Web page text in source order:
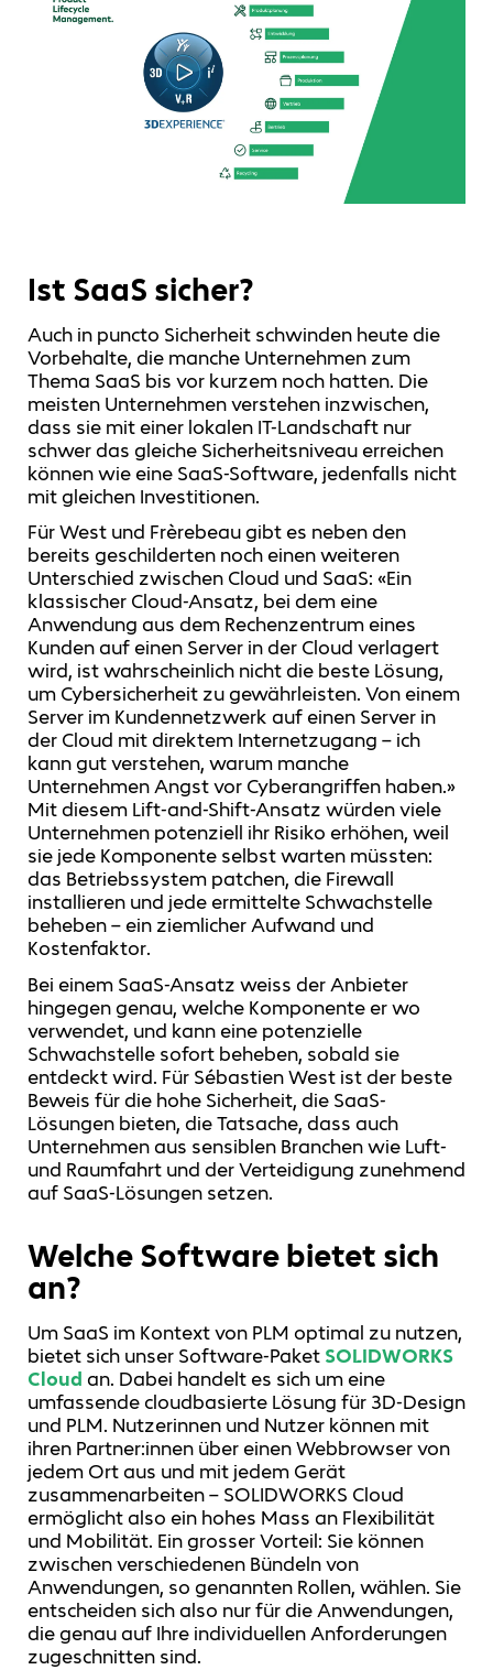
Ist SaaS sicher?
Auch in puncto Sicherheit schwinden heute die
Vorbehalte, die manche Unternehmen zum
Thema SaaS bis vor kurzem noch hatten. Die
meisten Unternehmen verstehen inzwischen,
dass sie mit einer lokalen IT-Landschaft nur
schwer das gleiche Sicherheitsniveau erreichen
können wie eine SaaS-Software, jedenfalls nicht
mit gleichen Investitionen.
Für West und Frèrebeau gibt es neben den
bereits geschilderten noch einen weiteren
Unterschied zwischen Cloud und SaaS: «Ein
klassischer Cloud-Ansatz, bei dem eine
Anwendung aus dem Rechenzentrum eines
Kunden auf einen Server in der Cloud verlagert
wird, ist wahrscheinlich nicht die beste Lösung,
um Cybersicherheit zu gewährleisten. Von einem
Server im Kundennetzwerk auf einen Server in
der Cloud mit direktem Internetzugang – ich
kann gut verstehen, warum manche
Unternehmen Angst vor Cyberangriffen haben.»
Mit diesem Lift-and-Shift-Ansatz würden viele
Unternehmen potenziell ihr Risiko erhöhen, weil
sie jede Komponente selbst warten müssten:
das Betriebssystem patchen, die Firewall
installieren und jede ermittelte Schwachstelle
beheben – ein ziemlicher Aufwand und
Kostenfaktor.
Bei einem SaaS-Ansatz weiss der Anbieter
hingegen genau, welche Komponente er wo
verwendet, und kann eine potenzielle
Schwachstelle sofort beheben, sobald sie
entdeckt wird. Für Sébastien West ist der beste
Beweis für die hohe Sicherheit, die SaaS-
Lösungen bieten, die Tatsache, dass auch
Unternehmen aus sensiblen Branchen wie Luft-
und Raumfahrt und der Verteidigung zunehmend
auf SaaS-Lösungen setzen.
Welche Software bietet sich
an?
Um SaaS im Kontext von PLM optimal zu nutzen,
bietet sich unser Software-Paket SOLIDWORKS
Cloud an. Dabei handelt es sich um eine
umfassende cloudbasierte Lösung für 3D-Design
und PLM. Nutzerinnen und Nutzer können mit
ihren Partner:innen über einen Webbrowser von
jedem Ort aus und mit jedem Gerät
zusammenarbeiten – SOLIDWORKS Cloud
ermöglicht also ein hohes Mass an Flexibilität
und Mobilität. Ein grosser Vorteil: Sie können
zwischen verschiedenen Bündeln von
Anwendungen, so genannten Rollen, wählen. Sie
entscheiden sich also nur für die Anwendungen,
die genau auf Ihre individuellen Anforderungen
zugeschnitten sind.